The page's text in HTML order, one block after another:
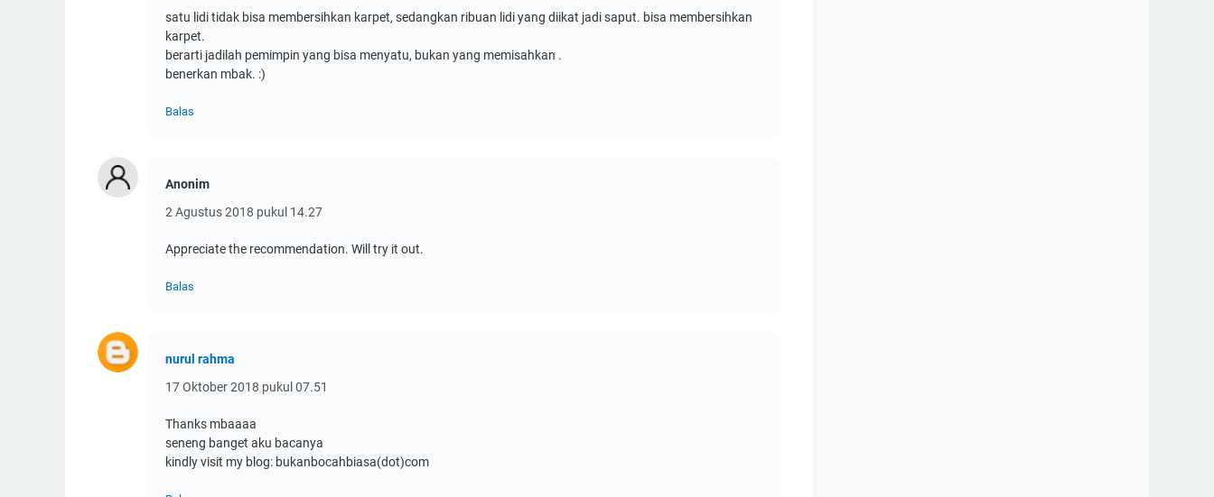
satu lidi tidak bisa membersihkan karpet, sedangkan ribuan lidi yang diikat jadi saput. bisa membersihkan
karpet.
berarti jadilah pemimpin yang bisa menyatu, bukan yang memisahkan .
benerkan mbak. :)
Balas
Anonim
2 Agustus 2018 pukul 14.27
Appreciate the recommendation. Will try it out.
Balas
nurul rahma
17 Oktober 2018 pukul 07.51
Thanks mbaaaa
seneng banget aku bacanya
kindly visit my blog: bukanbocahbiasa(dot)com